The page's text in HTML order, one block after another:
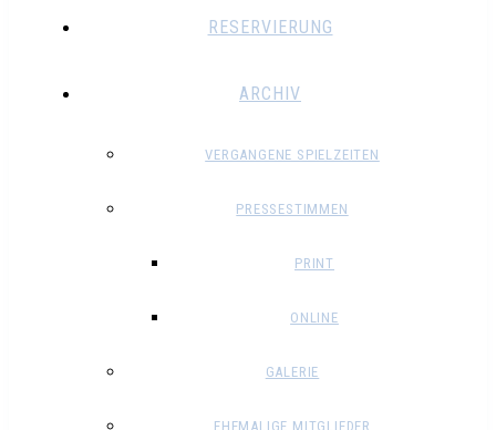
RESERVIERUNG
ARCHIV
VERGANGENE SPIELZEITEN
PRESSESTIMMEN
PRINT
ONLINE
GALERIE
EHEMALIGE MITGLIEDER